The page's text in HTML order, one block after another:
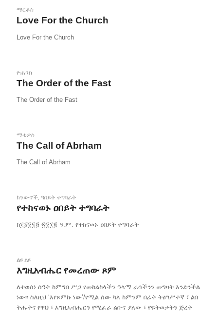
ማርቆስ
Love For the Church
Love For the Church
ዮሐንስ
The Order of the Fast
The Order of the Fast
ማቴዎስ
The Call of Abrham
The Call of Abrham
ክንውኖች ዓበይት ተግባራት
የተከናወኑ ዐበይት ተግባራት
ከ፲፱፻፺፭-፳፻፲፪ ዓ.ም. የተከናወኑ ዐበይት ተግባራት
ልዩ ልዩ
እግዚአብሔር የመረጠው ጾም
ለተወሰነ ሰዓት ከምግበ ሥጋ የመከልከላችን ዓላማ ራሳችንን መግዛት እንድንችል
ነው፡፡ ስለዚህ ‘እየጾምኩ ነው’/የሚል ሰው ካለ ከምንም በፊት ትዕግሥተኛ ፣ ልበ
ትሑትና የዋህ ፣ እግዚአብሔርን የሚፈራ ልቡና ያለው ፣ የፍትወታትን ጅረት